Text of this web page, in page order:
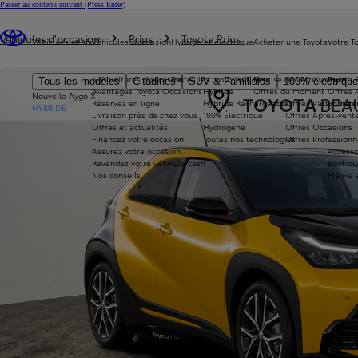
Passer au contenu suivant (Press Enter)
Véhicules neufs
Tous les modèles Citadines SUV & Familiales 100%
Nouvelle Aygo X
HYBRIDE
Véhicules d'occasion
Nos voitures d'occasion
Avantages Toyota Occasions
Réservez en ligne
Livraison près de chez vous
Offres et actualités
Financez votre occasion
Assurez votre occasion
Revendez votre véhicule cash
Nos conseils
Hybride et électrique
Toutes les motorisations
Hybride
Hybride Rechargeable
100% Électrique
Hydrogène
Toutes nos technologies
Acheter une Toyota
Reprise de votre voiture
Offres du moment
Offres Particuliers
Offres Après-
Offres Occasions
Offres
Votre
Toyota
Offres
Ma vie
Véhicules d'occasion Prius Toyota Prius